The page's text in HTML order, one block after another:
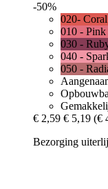
-50%
020-
010 - Pink
030 -
040 -
050 -
€ 2,59 € 5,19 (€
Bezorging